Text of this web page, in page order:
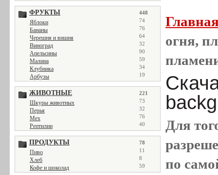
ФРУКТЫ 448
Яблоки 74
Бананы 76
Черешня и вишня 64
Виноград 32
Апельсины 90
Малина 59
Клубника 34
Арбузы 19
ЖИВОТНЫЕ 221
Шкуры животных 73
Перья 32
Мех 76
Рептилии 40
ПРОДУКТЫ 78
Пиво 11
Хлеб 8
Кофе и шоколад 59
огня,
Для
по